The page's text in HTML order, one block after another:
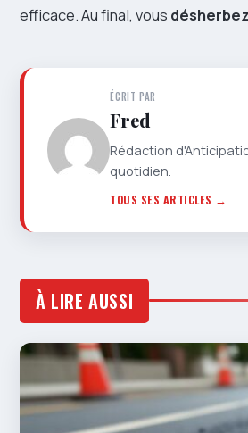
efficace. Au final, vous désherbez
ÉCRIT PAR
Fred
Rédaction
quotidien.
TOUS SES ARTICLES →
À LIRE AUSSI